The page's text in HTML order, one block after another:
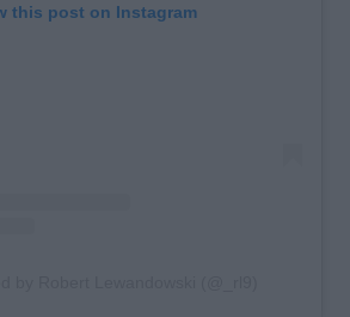
this post on Instagram